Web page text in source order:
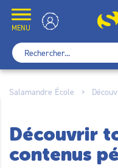
content
MENU
École
Rechercher :
Salamandre École >
Découvrir
contenus